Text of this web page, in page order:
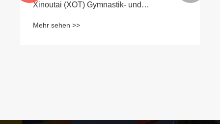
Xinoutai (XOT) Gymnastik- und
Upgrade ab
Mehr sehen >>